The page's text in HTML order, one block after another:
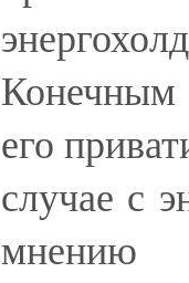
Конечным
его
случае с